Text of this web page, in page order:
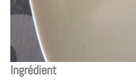
Ingrédient